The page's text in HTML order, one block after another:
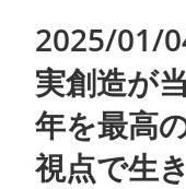
2025/01/
実創造が
年を最高
視点で生